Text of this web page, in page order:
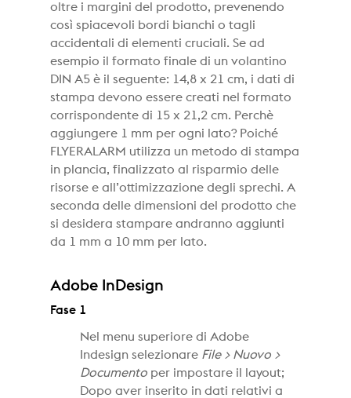
oltre i margini del prodotto, prevenendo
così spiacevoli bordi bianchi o tagli
accidentali di elementi cruciali. Se ad
esempio il formato finale di un volantino
DIN A5 è il seguente: 14,8 x 21 cm, i dati di
stampa devono essere creati nel formato
corrispondente di 15 x 21,2 cm. Perchè
aggiungere 1 mm per ogni lato? Poiché
FLYERALARM utilizza un metodo di stampa
in plancia, finalizzato al risparmio delle
risorse e all’ottimizzazione degli sprechi. A
seconda delle dimensioni del prodotto che
si desidera stampare andranno aggiunti
da 1 mm a 10 mm per lato.
Adobe InDesign
Fase 1
Nel menu superiore di Adobe
Indesign selezionare File > Nuovo >
Documento per impostare il layout;
Dopo aver inserito in dati relativi a